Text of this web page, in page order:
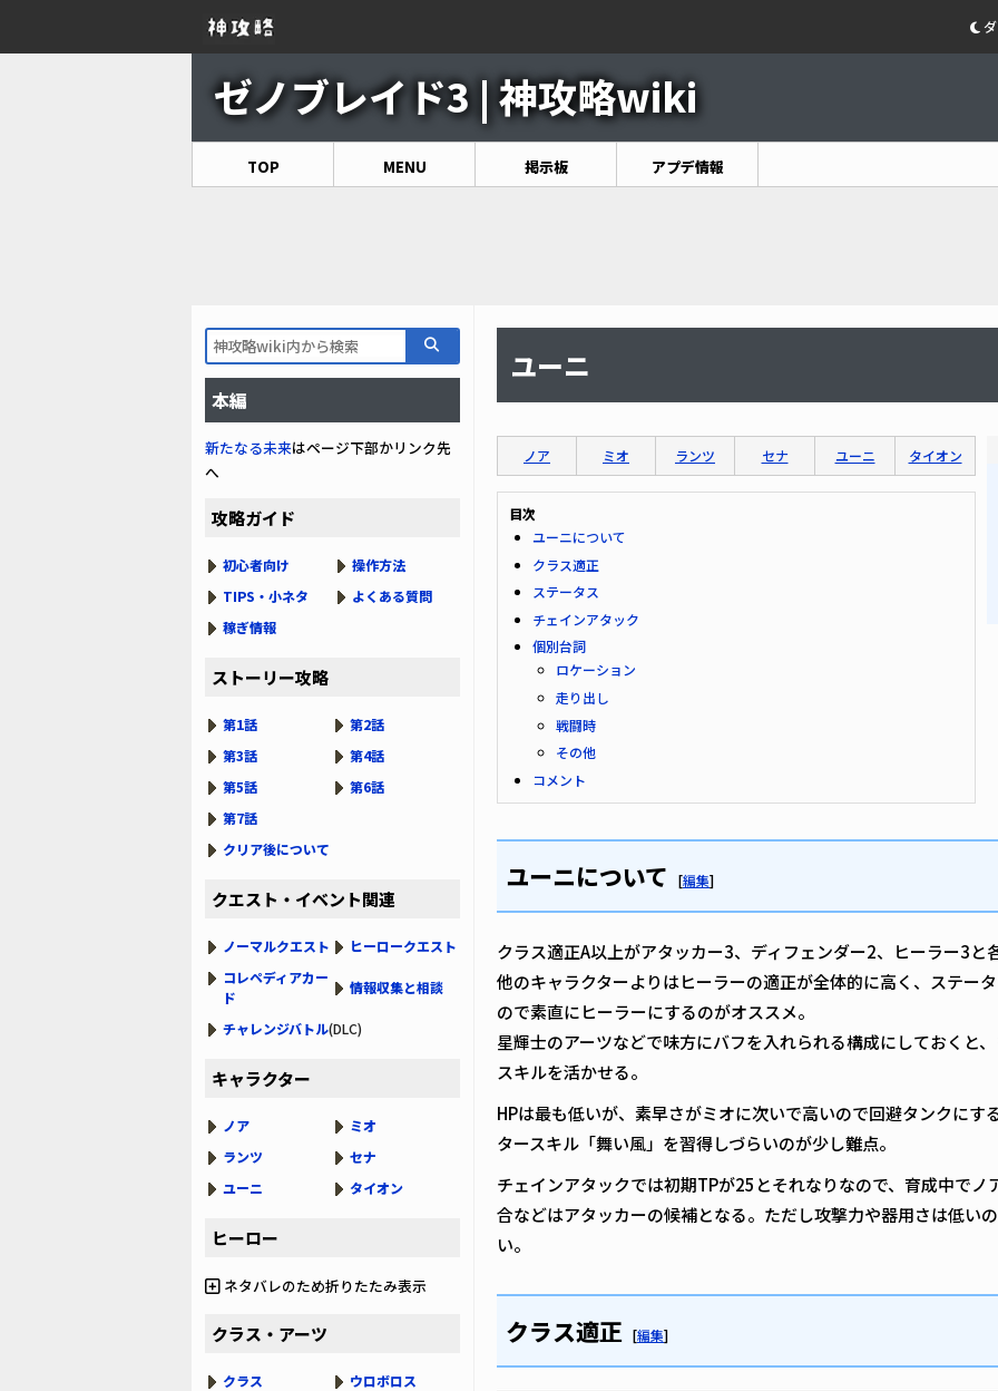
ゼノブレイド3 | 神攻略wiki
TOP MENU 掲示板 アプデ情報
ユーニ
ノア ミオ ランツ セナ ユーニ タイオン
目次
ユーニについて
クラス適正
ステータス
チェインアタック
個別台詞
ロケーション
走り出し
戦闘時
その他
コメント
ユーニについて [編集]
クラス適正A以上がアタッカー3、ディフェンダー2、ヒーラー3と
他のキャラクターよりはヒーラーの適正が全体的に高く、ステー
ので素直にヒーラーにするのがオススメ。
星輝士のアーツなどで味方にバフを入れられる構成にしておくと
スキルを活かせる。
HPは最も低いが、素早さがミオに次いで高いので回避タンクにす
タースキル「舞い風」を習得しづらいのが少し難点。
チェインアタックでは初期TPが25とそれなりなので、育成中で
合などはアタッカーの候補となる。ただし攻撃力や器用さは低い
い。
クラス適正 [編集]
本編
新たなる未来はページ下部かリンク先
へ
攻略ガイド
初心者向け
操作方法
TIPS・小ネタ
よくある質問
稼ぎ情報
ストーリー攻略
第1話
第2話
第3話
第4話
第5話
第6話
第7話
クリア後について
クエスト・イベント関連
ノーマルクエスト
ヒーロークエスト
コレペディアカー
ド
情報収集と相談
チャレンジバトル(DLC)
キャラクター
ノア
ミオ
ランツ
セナ
ユーニ
タイオン
ヒーロー
ネタバレのため折りたたみ表示
クラス・アーツ
クラス
ウロボロス